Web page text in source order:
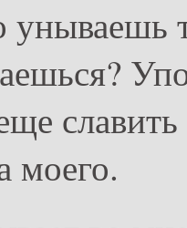
унываешь
моего.